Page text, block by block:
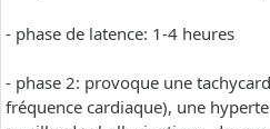
- phase de latence: 1-4 heures
- phase 2: provoque une
fréquence cardiaque), une